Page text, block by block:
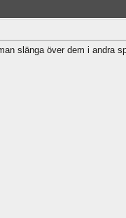
slänga över dem i andra